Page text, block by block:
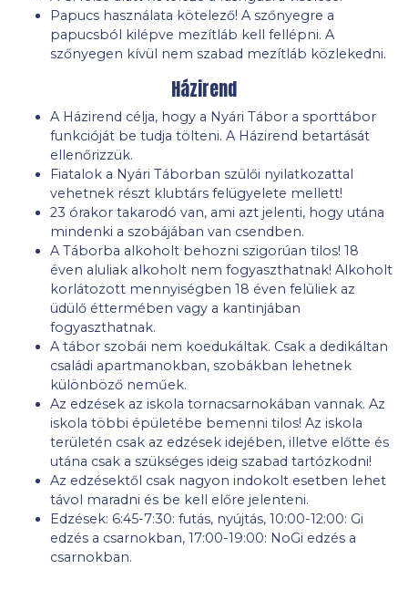
Papucs használata kötelező! A szőnyegre a
papucsból kilépve mezítláb kell fellépni. A
szőnyegen kívül nem szabad mezítláb közlekedni.
Házirend
A Házirend célja, hogy a Nyári Tábor a sporttábor
funkcióját be tudja tölteni. A Házirend betartását
ellenőrizzük.
Fiatalok a Nyári Táborban szülői nyilatkozattal
vehetnek részt klubtárs felügyelete mellett!
23 órakor takarodó van, ami azt jelenti, hogy utána
mindenki a szobájában van csendben.
A Táborba alkoholt behozni szigorúan tilos! 18
éven aluliak alkoholt nem fogyaszthatnak! Alkoholt
korlátozott mennyiségben 18 éven felüliek az
üdülő éttermében vagy a kantinjában
fogyaszthatnak.
A tábor szobái nem koedukáltak. Csak a dedikáltan
családi apartmanokban, szobákban lehetnek
különböző neműek.
Az edzések az iskola tornacsarnokában vannak. Az
iskola többi épületébe bemenni tilos! Az iskola
területén csak az edzések idejében, illetve előtte és
utána csak a szükséges ideig szabad tartózkodni!
Az edzésektől csak nagyon indokolt esetben lehet
távol maradni és be kell előre jelenteni.
Edzések: 6:45-7:30: futás, nyújtás, 10:00-12:00: Gi
edzés a csarnokban, 17:00-19:00: NoGi edzés a
csarnokban.